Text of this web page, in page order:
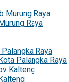
Murung Raya
Raya
Raya
Palangka Raya
Kalteng